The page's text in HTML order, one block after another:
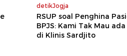
detikJogja
RSUP soal Penghina
BPJS: Kami Tak Mau
di Klinis Sardjito